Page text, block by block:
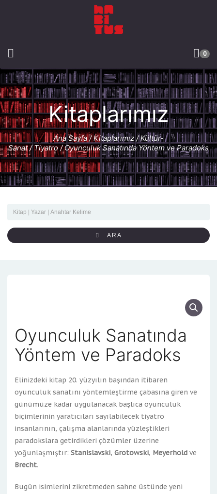
0
Kitaplarımız
Ana Sayfa/Kitaplarımız /Kültür-
Sanat/Tiyatro/ Oyunculuk Sanatında Yöntem ve Paradoks
ARA
Oyunculuk Sanatında
Yöntem ve Paradoks
Elinizdeki kitap 20. yüzyılın başından itibaren
oyunculuk sanatını yöntemleştirme çabasına giren ve
günümüze kadar uygulanacak başlıca oyunculuk
biçimlerinin yaratıcıları sayılabilecek tiyatro
insanlarının, çalışma alanlarında yüzleştikleri
paradokslara getirdikleri çözümler üzerine
yoğunlaşmıştır: Stanislavski, Grotowski, Meyerhold ve
Brecht.
Bugün isimlerini zikretmeden sahne üstünde yeni